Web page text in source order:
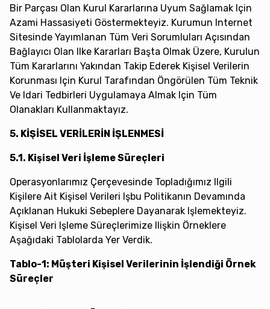
Bir Parçası Olan Kurul Kararlarına Uyum Sağlamak Için
Azami Hassasiyeti Göstermekteyiz. Kurumun Internet
Sitesinde Yayımlanan Tüm Veri Sorumluları Açısından
Bağlayıcı Olan Ilke Kararları Başta Olmak Üzere, Kurulun
Tüm Kararlarını Yakından Takip Ederek Kişisel Verilerin
Korunması Için Kurul Tarafından Öngörülen Tüm Teknik
Ve Idari Tedbirleri Uygulamaya Almak Için Tüm
Olanakları Kullanmaktayız.
5. KİŞİSEL VERİLERİN İŞLENMESİ
5.1. Kişisel Veri İşleme Süreçleri
Operasyonlarımız Çerçevesinde Topladığımız Ilgili
Kişilere Ait Kişisel Verileri Işbu Politikanın Devamında
Açıklanan Hukuki Sebeplere Dayanarak Işlemekteyiz.
Kişisel Veri Işleme Süreçlerimize Ilişkin Örneklere
Aşağıdaki Tablolarda Yer Verdik.
Tablo-1: Müşteri Kişisel Verilerinin İşlendiği Örnek
Süreçler